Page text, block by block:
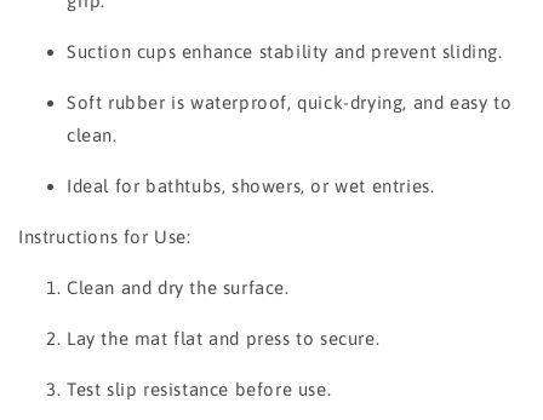
Suction cups enhance stability and prevent sliding.
Soft rubber is waterproof, quick-drying, and easy to
clean.
Ideal for bathtubs, showers, or wet entries.
Instructions for Use:
Clean and dry the surface.
Lay the mat flat and press to secure.
Test slip resistance before use.